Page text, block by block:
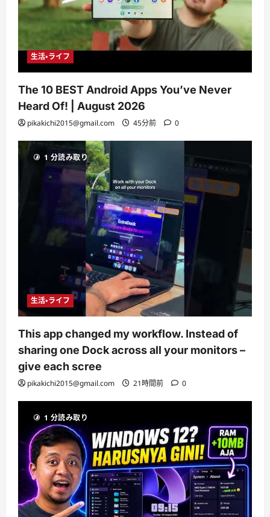
生活・ライフ
The 10 BEST Android Apps You’ve Never
Heard Of! | August 2026
pikakichi2015@gmail.com 45分前 0
1 分読み取り
生活・ライフ
This app changed my workflow. Instead of
sharing one Dock across all your monitors –
give each scree
pikakichi2015@gmail.com 21時間前 0
1 分読み取り